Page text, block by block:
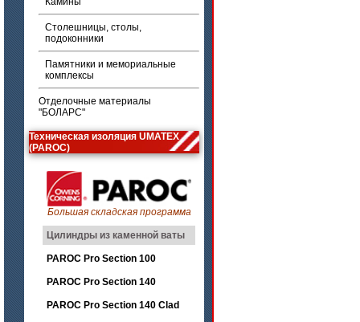
Столешницы, столы,
подоконники
Памятники и мемориальные
комплексы
Отделочные материалы
"БОЛАРС"
Техническая изоляция UMATEX
(PAROC)
Большая складская программа
Цилиндры из каменной ваты
PAROC Pro Section 100
PAROC Pro Section 140
PAROC Pro Section 140 Clad